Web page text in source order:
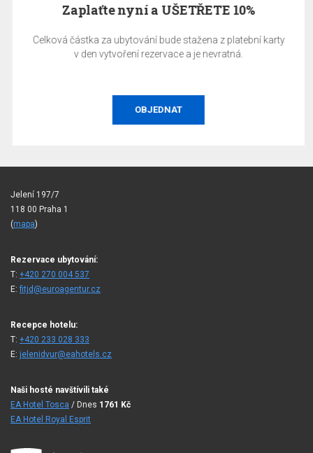
Zaplaťte nyní a UŠETŘETE 10%
Celková částka za ubytování bude stažena z platební karty
v den vytvoření rezervace a je nevratná.
OBJEDNAT
Jelení 197/7
118 00 Praha 1
(mapa)
Rezervace ubytování:
T: +420 270 004 537
E:fitjd@euroagentur.cz
Recepce hotelu:
T: +420 233 028 333
E: jelenidvur@eahotels.cz
Naši hosté navštívili také
EA Hotel Tosca / Dnes 1761 Kč
EA Hotel Royal Esprit